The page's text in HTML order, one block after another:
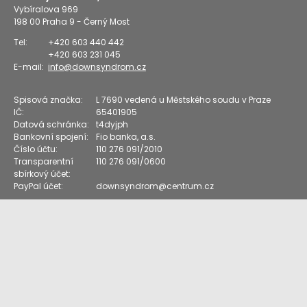
Vybíralova 969
198 00 Praha 9 - Černý Most
Tel:
+420 603 440 442
+420 603 231 045
E-mail: info@downsyndrom.cz
Spisová značka:
L 7690 vedená u Městského soudu v Praze
IČ:
65401905
Datová schránka:
t4dyjph
Bankovní spojení:
Fio banka, a.s.
Číslo účtu:
110 276 091/2010
Transparentní
sbírkový účet:
110 276 091/0600
PayPal účet: downsyndrom@centrum.cz